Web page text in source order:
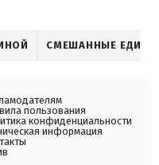
СМЕШАННЫЕ
пользования
конфиденциальности
информация